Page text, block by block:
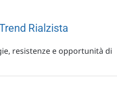
Rialzista
resistenze e opportunità di